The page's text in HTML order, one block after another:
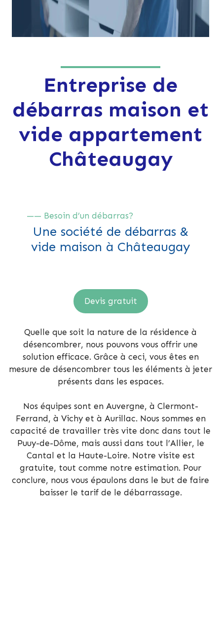
Entreprise de
débarras maison et
vide appartement
Châteaugay
—— Besoin d’un débarras?
Une société de débarras &
vide maison à Châteaugay
Devis gratuit
Quelle que soit la nature de la résidence à
désencombrer, nous pouvons vous offrir une
solution efficace. Grâce à ceci, vous êtes en
mesure de désencombrer tous les éléments à jeter
présents dans les espaces.
Nos équipes sont en Auvergne, à Clermont-
Ferrand, à Vichy et à Aurillac. Nous sommes en
capacité de travailler très vite donc dans tout le
Puuy-de-Dôme, mais aussi dans tout l’Allier, le
Cantal et la Haute-Loire. Notre visite est
gratuite, tout comme notre estimation. Pour
conclure, nous vous épaulons dans le but de faire
baisser le tarif de le débarrassage.